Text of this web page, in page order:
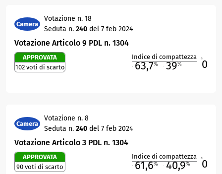
Camera
Votazione n. 18
Seduta n. 240 del 7 feb 2024
Votazione Articolo 9 PDL n. 1304
APPROVATA
102 voti di scarto
Indice di compattezza
63,7% 39% 0
Camera
Votazione n. 8
Seduta n. 240 del 7 feb 2024
Votazione Articolo 3 PDL n. 1304
APPROVATA
90 voti di scarto
Indice di compattezza
61,6% 40,9% 0